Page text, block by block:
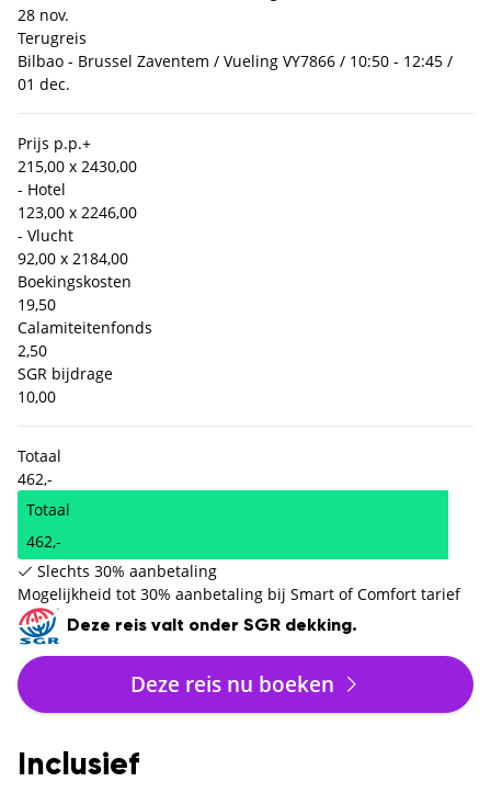
28 nov.
Terugreis
Bilbao - Brussel Zaventem / Vueling VY7866 / 10:50 - 12:45 /
01 dec.
Prijs p.p.+
215,00 x 2430,00
- Hotel
123,00 x 2246,00
- Vlucht
92,00 x 2184,00
Boekingskosten
19,50
Calamiteitenfonds
2,50
SGR bijdrage
10,00
Totaal
462,-
Totaal
462,-
Slechts 30% aanbetaling
Mogelijkheid tot 30% aanbetaling bij Smart of Comfort tarief
Deze reis valt onder SGR dekking.
Deze reis nu boeken
Inclusief